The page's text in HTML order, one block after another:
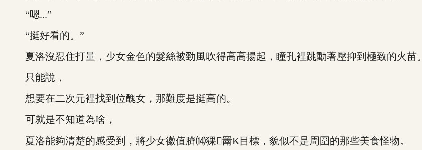
“嗯...”
“挺好看的。”
夏洛沒忍住打量，少女金色的髮絲被勁風吹得高高揚起，瞳孔裡跳動著壓抑到極致的火苗。
只能說，
想要在二次元裡找到位醜女，那難度是挺高的。
可就是不知道為啥，
夏洛能夠清楚的感受到，將少女徽值臍⒁猓罱K目標，貌似不是周圍的那些美食怪物。